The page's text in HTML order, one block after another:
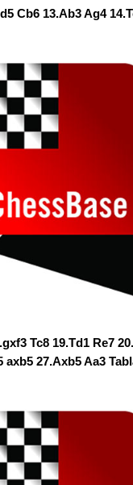
Cb6 13.Ab3 Ag4
Tc8 19.Td1 Re7
axb5 27.Axb5 Aa3